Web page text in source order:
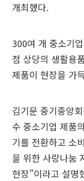
개최했다.
300여 개 중소기
점 상당의 생활용
제품이 현장을 가
김기문 중기중앙
수 중소기업 제품
기를 전환하고 소
을 위한 사랑나눔
현장”이라고 설명